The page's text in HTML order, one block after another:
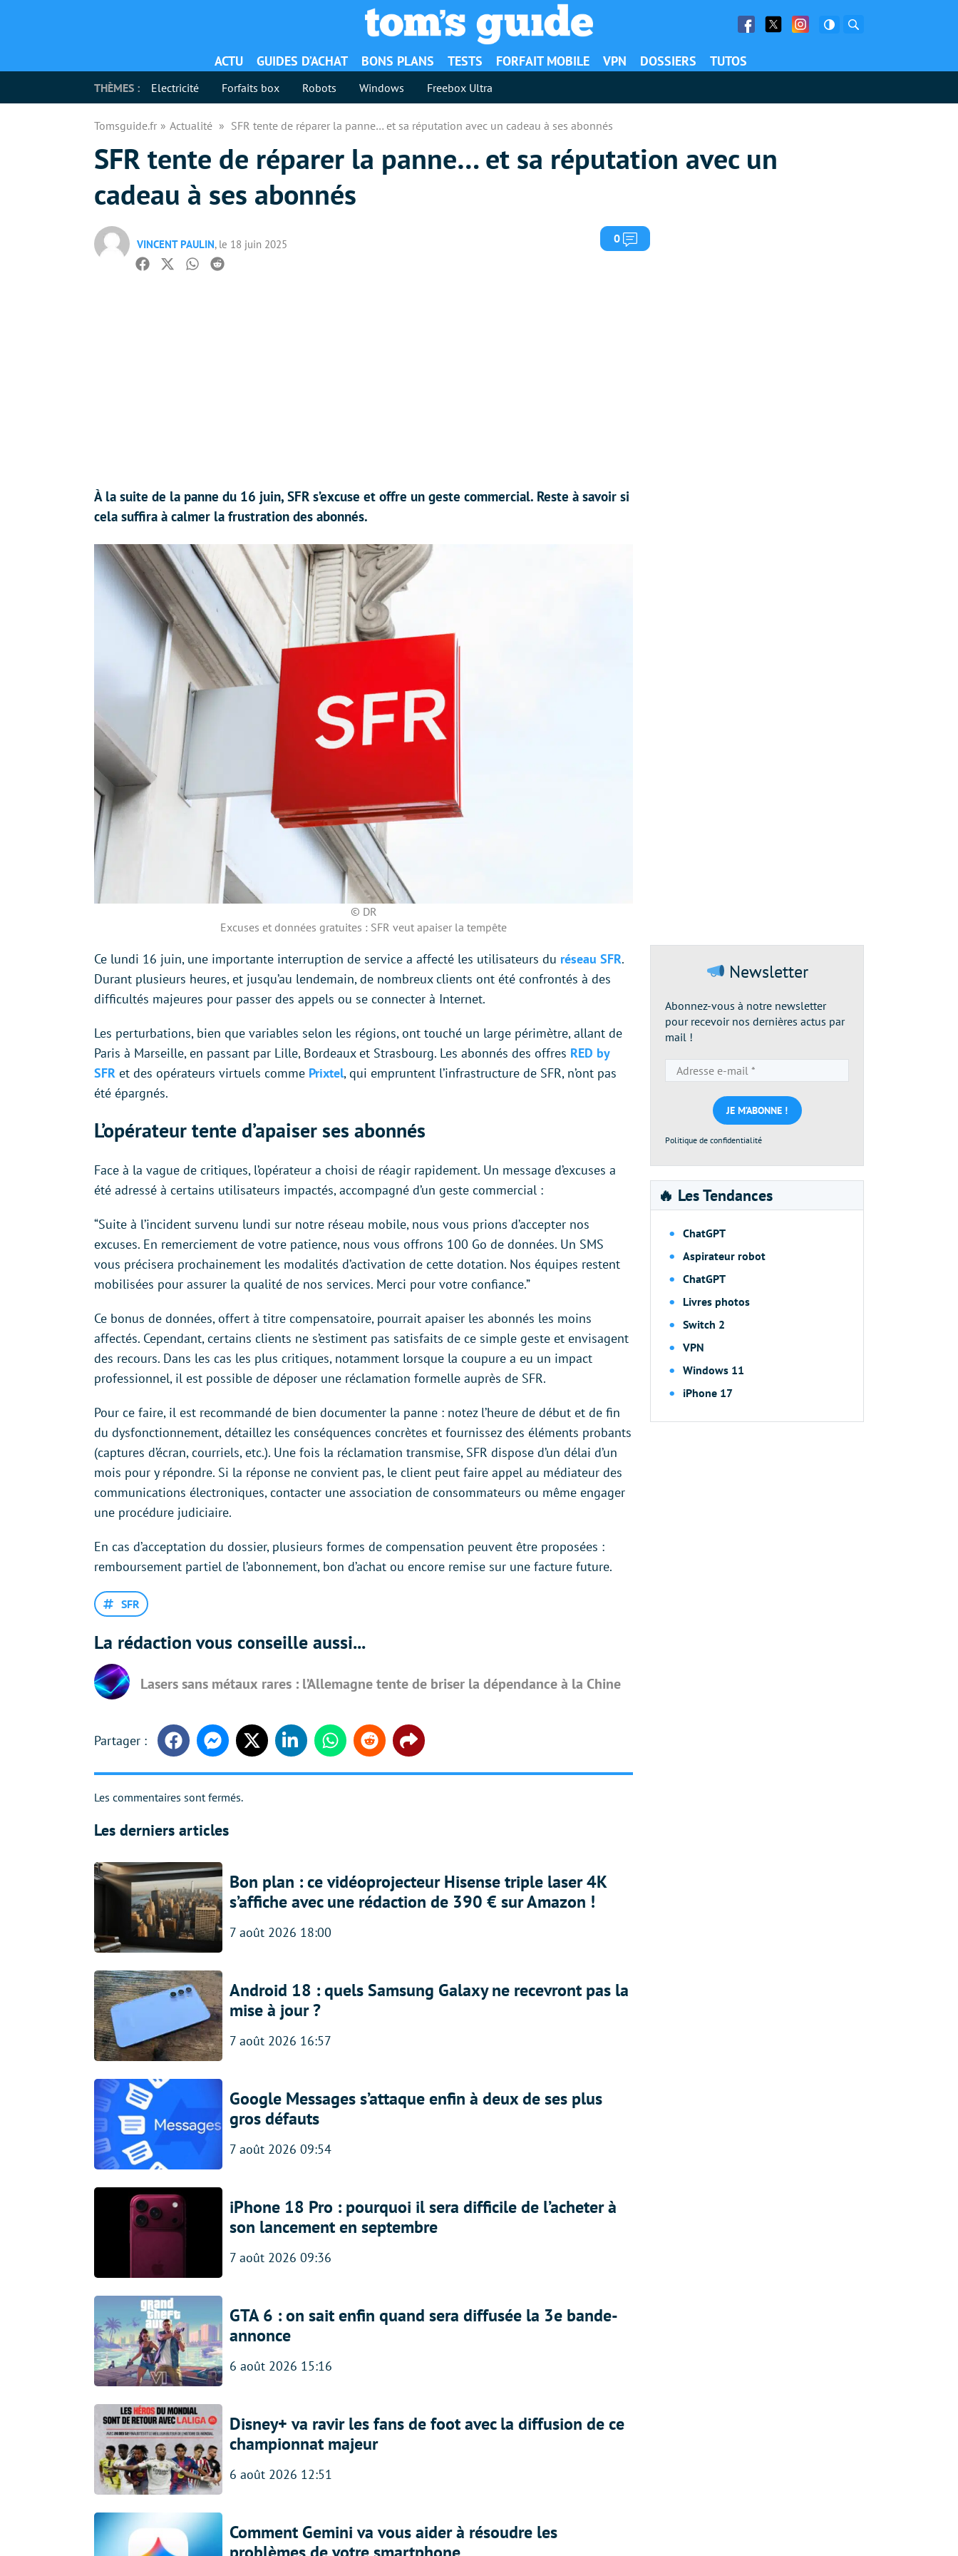
Facebook
Twitter Facebook
ACTU GUIDES D’ACHAT BONS PLANS TESTS FORFAIT MOBILE VPN DOSSIERS TUTOS
THÈMES : Electricité Forfaits box Robots Windows Freebox Ultra
Tomsguide.fr Actualité SFR tente de réparer la panne… et sa réputation avec un cadeau à ses abonnés
SFR tente de réparer la panne… et sa réputation avec un
cadeau à ses abonnés
VINCENT PAULIN, le 18 juin 2025 0 Commentaires
Facebook
TwitterWhatsapp
Reddit
À la suite de la panne du 16 juin, SFR s’excuse et offre un geste commercial. Reste à savoir si
cela suffira à calmer la frustration des abonnés.
© DR
Excuses et données gratuites : SFR veut apaiser la tempête
Ce lundi 16 juin, une importante interruption de service a affecté les utilisateurs du réseau SFR.
Durant plusieurs heures, et jusqu’au lendemain, de nombreux clients ont été confrontés à des
difficultés majeures pour passer des appels ou se connecter à Internet.
Les perturbations, bien que variables selon les régions, ont touché un large périmètre, allant de
Paris à Marseille, en passant par Lille, Bordeaux et Strasbourg. Les abonnés des offres RED by
SFR et des opérateurs virtuels comme Prixtel, qui empruntent l’infrastructure de SFR, n’ont pas
été épargnés.
L’opérateur tente d’apaiser ses abonnés
Face à la vague de critiques, l’opérateur a choisi de réagir rapidement. Un message d’excuses a
été adressé à certains utilisateurs impactés, accompagné d’un geste commercial :
“Suite à l’incident survenu lundi sur notre réseau mobile, nous vous prions d’accepter nos
excuses. En remerciement de votre patience, nous vous offrons 100 Go de données. Un SMS
vous précisera prochainement les modalités d’activation de cette dotation. Nos équipes restent
mobilisées pour assurer la qualité de nos services. Merci pour votre confiance.”
Ce bonus de données, offert à titre compensatoire, pourrait apaiser les abonnés les moins
affectés. Cependant, certains clients ne s’estiment pas satisfaits de ce simple geste et envisagent
des recours. Dans les cas les plus critiques, notamment lorsque la coupure a eu un impact
professionnel, il est possible de déposer une réclamation formelle auprès de SFR.
Pour ce faire, il est recommandé de bien documenter la panne : notez l’heure de début et de fin
du dysfonctionnement, détaillez les conséquences concrètes et fournissez des éléments probants
(captures d’écran, courriels, etc.). Une fois la réclamation transmise, SFR dispose d’un délai d’un
mois pour y répondre. Si la réponse ne convient pas, le client peut faire appel au médiateur des
communications électroniques, contacter une association de consommateurs ou même engager
une procédure judiciaire.
En cas d’acceptation du dossier, plusieurs formes de compensation peuvent être proposées :
remboursement partiel de l’abonnement, bon d’achat ou encore remise sur une facture future.
SFR
La rédaction vous conseille aussi...
Lasers sans métaux rares : l’Allemagne tente de briser la dépendance à la Chine
FacebookMessengerTwitter LinkedinWhatsappReddit Share
Les commentaires sont fermés.
Les derniers articles
Bon plan : ce vidéoprojecteur Hisense triple laser 4K
s’affiche avec une rédaction de 390 € sur Amazon !
7 août 2026 18:00
Android 18 : quels Samsung Galaxy ne recevront pas la
mise à jour ?
7 août 2026 16:57
Google Messages s’attaque enfin à deux de ses plus
gros défauts
7 août 2026 09:54
iPhone 18 Pro : pourquoi il sera difficile de l’acheter à
son lancement en septembre
7 août 2026 09:36
GTA 6 : on sait enfin quand sera diffusée la 3e bande-
annonce
6 août 2026 15:16
Disney+ va ravir les fans de foot avec la diffusion de ce
championnat majeur
6 août 2026 12:51
Comment Gemini va vous aider à résoudre les
Newsletter
Abonnez-vous à notre newsletter
pour recevoir nos dernières actus par
mail !
e-
mail
*
Politique de confidentialité
🔥 Les Tendances
ChatGPT
Aspirateur robot
ChatGPT
Livres photos
Switch 2
VPN
Windows 11
iPhone 17